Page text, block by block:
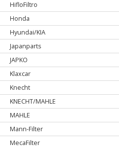
HifloFiltro
Honda
Hyundai/KIA
Japanparts
JAPKO
Klaxcar
Knecht
KNECHT/MAHLE
MAHLE
Mann-Filter
MecaFilter